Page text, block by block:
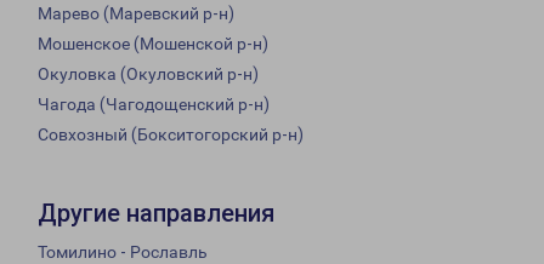
Марево (Маревский р-н)
Мошенское (Мошенской р-н)
Окуловка (Окуловский р-н)
Чагода (Чагодощенский р-н)
Совхозный (Бокситогорский р-н)
Другие направления
Томилино - Рославль